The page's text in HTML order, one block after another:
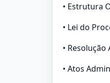
• Estrutura
• Lei do
• Resolução
• Atos